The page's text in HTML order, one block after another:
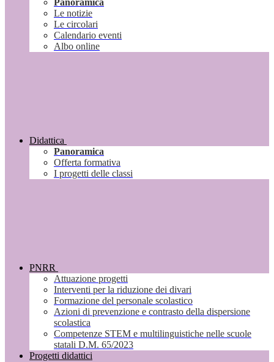
Panoramica
Le notizie
Le circolari
Calendario eventi
Albo online
Didattica
Panoramica
Offerta formativa
I progetti delle classi
PNRR
Attuazione progetti
Interventi per la riduzione dei divari
Formazione del personale scolastico
Azioni di prevenzione e contrasto della dispersione
scolastica
Competenze STEM e multilinguistiche nelle scuole
statali D.M. 65/2023
Progetti didattici